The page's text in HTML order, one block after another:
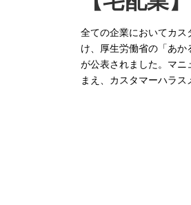
全ての企業においてカ
け、厚生労働省の「あ
が公表されました。マ
まえ、カスタマーハラ